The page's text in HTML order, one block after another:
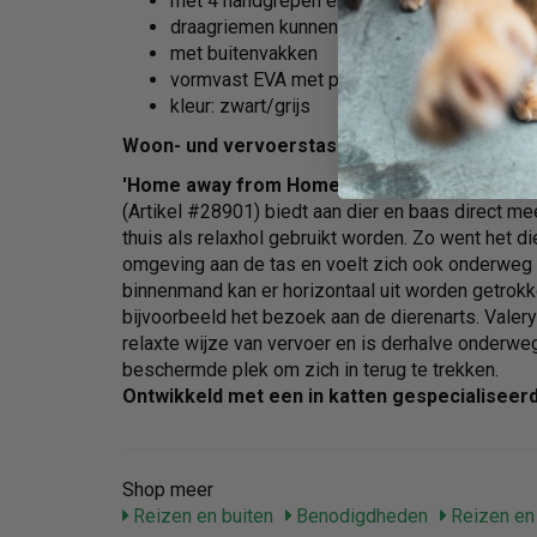
draagriemen kunnen bij niet gebruiken
met buitenvakken
vormvast EVA met polyester
kleur: zwart/grijs
Woon- und vervoerstas Valery
'Home away from Home'– onze nieuwe woon-
(Artikel #28901) biedt aan dier en baas direct
thuis als relaxhol gebruikt worden. Zo went het
omgeving aan de tas en voelt zich ook
binnenmand kan er horizontaal uit worden
bijvoorbeeld het bezoek aan de dierenarts.
relaxte wijze van vervoer en is derhalve
beschermde plek om zich in terug te trekken.
Ontwikkeld met een in katten
Shop meer
Reizen en buiten
Benodigdheden Reizen